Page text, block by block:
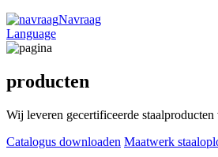
Navraag
Language
producten
Wij leveren gecertificeerde
Catalogus downloaden Maatwerk